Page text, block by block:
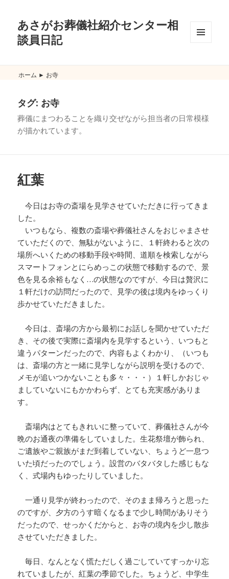
あさがお葬儀社紹介センター相
談員日記
ホーム ► お寺
タグ: お寺
葬儀にまつわることを織り交ぜながら担当者の日常模様
が描かれています。
紅葉
今日はお寺の斎場を見学させていただきに行ってきま
した。
いつもなら、複数の斎場や葬儀社さんをおじゃまさせ
ていただくので、無駄がないように、１軒終わると次の
場所へいくための移動手段や時間、道順を検索しながら
スマートフォンとにらめっこの状態で移動するので、景
色を見る余裕もなく…の状態なのですが、今日は贅沢に
１軒だけの訪問だったので、見学の後は境内をゆっくり
歩かせていただきました。
今日は、斎場の方から最初にお話しを聞かせていただ
き、その後で実際に斎場内を見学するという、いつもと
違うパターンだったので、内容もよくわかり、（いつも
は、斎場の方と一緒に見学しながら説明を受けるので、
メモが追いつかないことも多々・・・）１軒しかおじゃ
ましていないにもかかわらず、とても充実感がありま
す。
斎場内はとてもきれいに整っていて、葬儀社さんが今
晩のお通夜の準備をしていました。生花祭壇が飾られ、
ご遺族やご親族がまだ到着していない、ちょうど一息つ
いた頃だったのでしょう。設営のバタバタした感じもな
く、式場内もゆったりしていました。
一通り見学が終わったので、そのまま帰ろうと思った
のですが、夕方のうす暗くなるまで少し時間がありそう
だったので、せっかくだからと、お寺の境内を少し散歩
させていただきました。
毎日、なんとなく慌ただしく過ごしていてすっかり忘
れていましたが、紅葉の季節でした。ちょうど、中学生